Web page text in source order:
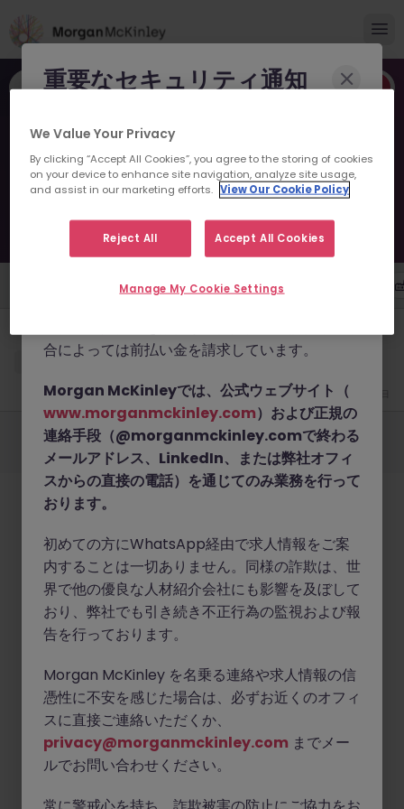
職種やキーワードなど
経理マネージャー、経理財務部長 - 経理＆財
務新着求人
経理マネージャー、経理財務部長 - 経理＆財務新着求人を検索。経理＆
1件の求人があります
雇用形態 年収
東京 正社員 業界水準による
採用企業様新着求人 最新トピックス当社について法務クッキーの設定
2026Morgan McKinley
重要なセキュリティ通知
Morgan McKinleyのブランドやコンサルタント
になりすまし、求職者を詐欺に巻き込もうとする
事例が報告されています。
これらの詐欺行為では偽のウェブサイトやドメイ
morganmckinleyjob.com、
morganmckinleyhire.com）を使用し、虚偽の
ソーシャルメディアプロフィールを作成した上
合によっては前払い金を請求しています。
Morgan McKinleyでは、公式ウェブサイト（
www.morganmckinley.com）および正規の
連絡手段（@morganmckinley.comで終わる
メールアドレス、LinkedIn、または弊社オフィ
スからの直接の電話）を通じてのみ業務を行って
おります。
初めての方にWhatsApp経由で求人情報をご案
内することは一切ありません。同様の詐欺は、世
界で他の優良な人材紹介会社にも影響を及ぼして
おり、弊社でも引き続き不正行為の監視および報
告を行っております。
Morgan McKinley を名乗る連絡や求人情報の信
憑性に不安を感じた場合は、必ずお近くのオフィ
スに直接ご連絡いただくか、
privacy@morganmckinley.com までメー
ルでお問い合わせください。
We Value Your Privacy
By clicking “Accept All Cookies”, you agree to the storing of cookies
on your device to enhance site navigation, analyze site usage,
and assist in our marketing efforts. View Our Cookie Policy
Reject All Accept All Cookies
Manage My Cookie Settings